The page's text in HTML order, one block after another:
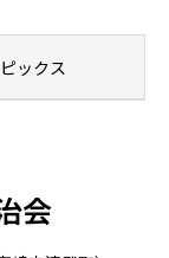
ックス
会